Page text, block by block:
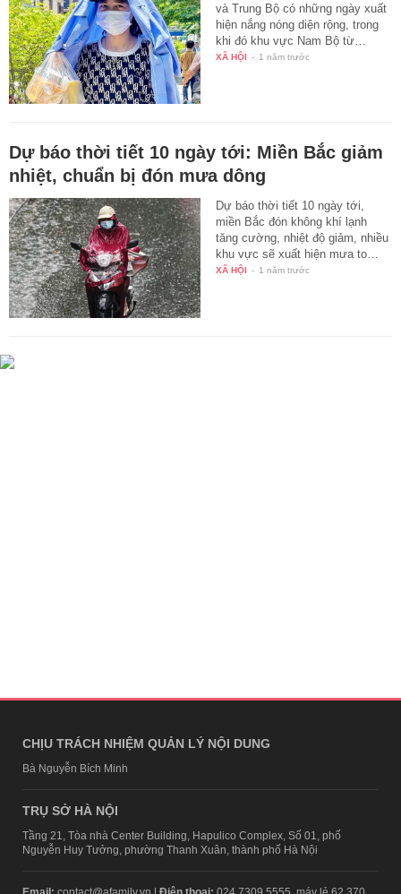
và Trung Bộ có những ngày xuất
hiện nắng nóng diện rộng, trong
khi đó khu vực Nam Bộ từ…
XÃ HỘI - 1 năm trước
Dự báo thời tiết 10 ngày tới: Miền Bắc giảm
nhiệt, chuẩn bị đón mưa dông
Dự báo thời tiết 10 ngày tới,
miền Bắc đón không khí lạnh
tăng cường, nhiệt độ giảm, nhiều
khu vực sẽ xuất hiện mưa to…
XÃ HỘI - 1 năm trước
CHỊU TRÁCH NHIỆM QUẢN LÝ NỘI DUNG
Bà Nguyễn Bích Minh
TRỤ SỞ HÀ NỘI
Tầng 21, Tòa nhà Center Building, Hapulico Complex, Số 01, phố
Nguyễn Huy Tưởng, phường Thanh Xuân, thành phố Hà Nội